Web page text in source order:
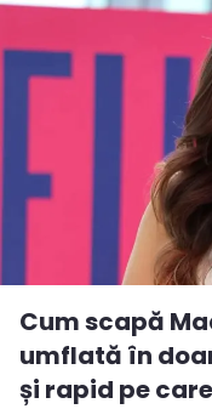
Cum scapă
umflată în
și rapid pe